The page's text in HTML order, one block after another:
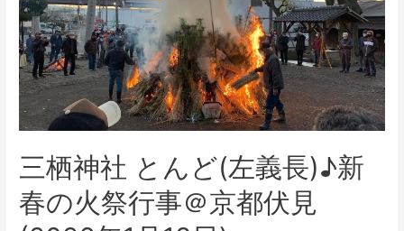
三栖神社 とんど(左義長)♪新
春の火祭行事＠京都伏見